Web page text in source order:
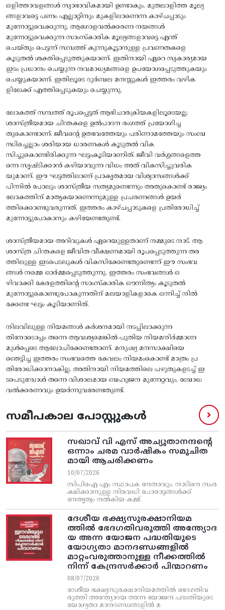
ഒളിത്താവളങ്ങൾ സ്വാഭാവികമായി ഉണ്ടാകും. മുതലാളിത്ത മൂല്യ
ങ്ങളാവട്ടെ പണം എല്ലാറ്റിനും മുകളിലാണെന്ന കാഴ്‌ചപ്പാടും
മുന്നോട്ടുവെക്കുന്നു. ആഗോളവൽക്കരണ നയങ്ങൾ
മുന്നോട്ടുവെക്കുന്ന സാംസ്‌കാരിക മൂല്യങ്ങളാവട്ടെ എന്ത്‌
ചെയ്‌തും പെട്ടന്ന്‌ സമ്പത്ത്‌ കുന്നുകൂട്ടാനുള്ള പ്രവണതകളെ
കൂടുതൽ ശക്തിപ്പെടുത്തുകയാണ്‌. ഇതിനായി ഏറെ സ്വകാര്യമായ
ഇടം പ്രധാനം ചെയ്യുന്ന നവമാധ്യമങ്ങളെ ഉപയോഗപ്പെടുത്തുകയും
ചെയ്യുകയാണ്‌. ഇതിലൂടെ ദുർബല മനസ്സുകൾ ഇത്തരം വഴിക
ളിലേക്ക്‌ എത്തിപ്പെടുകയും ചെയ്യുന്നു.
ലോകത്ത്‌ സമ്പത്ത്‌ രൂപപ്പെട്ടത്‌ ആഭിചാരക്രിയകളിലൂടെയല്ല.
ശാസ്‌ത്രീയമായ ചിന്തകളെ ഉൽപാദന രംഗത്ത്‌ പ്രയോഗിച്ച
തുകൊണ്ടാണ്‌. ജീവന്റെ ഉത്ഭവത്തേയും പരിണാമത്തേയും സംബ
ന്ധിച്ചെല്ലാം ശരിയായ ധാരണകൾ കൂടുതൽ വിക
സിച്ചുകൊണ്ടിരിക്കുന്ന ഘട്ടംകൂടിയാണിത്‌. ജീവി വർഗ്ഗങ്ങളെത്ത
ന്നെ സൃഷ്ടിക്കാൻ കഴിയാവുന്ന വിധം അത്‌ വികസിച്ചുവരിക
യുമാണ്‌. ഈ ഘട്ടത്തിലാണ്‌ പ്രാകൃതമായ വിശ്വാസങ്ങൾക്ക്‌
പിന്നിൽ പോലും ശാസ്‌ത്രീയ സത്യമുണ്ടെന്നും അതുകൊണ്ട്‌ രാജ്യം
ലോകത്തിന്‌ മാതൃകയാണെന്നുമുള്ള പ്രചരണങ്ങൾ ഉയർ
ത്തിക്കൊണ്ടുവരുന്നത്‌. ഇത്തരം കാഴ്‌ചപ്പാടുകളെ പ്രതിരോധിച്ച്‌
മുന്നോട്ടുപോകാനും കഴിയേണ്ടതുണ്ട്‌.
ശാസ്‌ത്രീയമായ അറിവുകൾ ഏറെയുള്ളതാണ്‌ നമ്മുടെ നാട്‌. ആ
ശാസ്‌ത്ര ചിന്തകളെ ജീവിത വീക്ഷണമായി രൂപപ്പെടുത്തുന്ന തര
ത്തിലുള്ള ഇടപെടലുകൾ വികസിക്കേണ്ടതുണ്ടെന്ന്‌ ഈ സംഭവ
ങ്ങൾ നമ്മെ ഓർമ്മപ്പെടുത്തുന്നു. ഇത്തരം സംഭവങ്ങൾ ഒ
ഴിവാക്കി കേരളത്തിന്റെ സാംസ്‌കാരിക ഔന്നിത്യം കൂടുതൽ
മുന്നോട്ടുകൊണ്ടുപോകുന്നതിന്‌ മലയാളികളാകെ ഒന്നിച്ച്‌ നിൽ
ക്കേണ്ട ഘട്ടം കൂടിയാണിത്‌.
നിലവിലുള്ള നിയമങ്ങൾ കർശനമായി നടപ്പിലാക്കുന്ന
തിനോടൊപ്പം തന്നെ ആവശ്യമെങ്കിൽ പുതിയ നിയമനിർമ്മാണ
മുൾപ്പെടെ ആലോചിക്കേണ്ടതാണ്‌. മനുഷ്യ മനസാക്ഷിയെ
ഞെട്ടിച്ച ഇത്തരം സംഭവത്തെ കേവലം നിയമംകൊണ്ട്‌ മാത്രം പ്ര
തിരോധിക്കാനാകില്ല. അതിനായി നിയമത്തിലെ പഴുതുകളടച്ച്‌ ഇ
ടപെടുമ്പോൾ തന്നെ വിശാലമായ ബഹുജന മുന്നേറ്റവും, ബോധ
വൽക്കരണവും ഉയർന്നുവരേണ്ടതുണ്ട്.
സമീപകാല പോസ്റ്റുകൾ
സഖാവ് വി എസ്‌ അച്യുതാനന്ദന്റെ
ഒന്നാം ചരമ വാര്‍ഷികം സമുചിത
മായി ആചരിക്കണം
10/07/2026
സിപിഐ എം സ്ഥാപക നേതാവും, നാടിനെ സംര
ക്ഷിക്കാനുള്ള നിരവധി പോരാട്ടങ്ങള്‍ക്ക്‌
നേതൃത്വം നല്‍കിയ കമ്മ്
ദേശീയ ഭക്ഷ്യസുരക്ഷാനിയമ
ത്തിൽ ഭേദഗതിവരുത്തി അന്ത്യോദ
യ അന്ന യോജന പദ്ധതിയുടെ
യോഗ്യതാ മാനദണ്ഡങ്ങളിൽ
മാറ്റംവരുത്താനുള്ള നീക്കത്തിൽ
നിന്ന്‌ കേന്ദ്രസർക്കാർ പിന്മാറണം
08/07/2026
ദേശീയ ഭക്ഷ്യസുരക്ഷാനിയമത്തിൽ ഭേദഗതിവ
രുത്തി അന്ത്യോദയ അന്ന യോജന പദ്ധതിയുടെ
യോഗ്യതാ മാനദണ്ഡങ്ങളിൽ മ